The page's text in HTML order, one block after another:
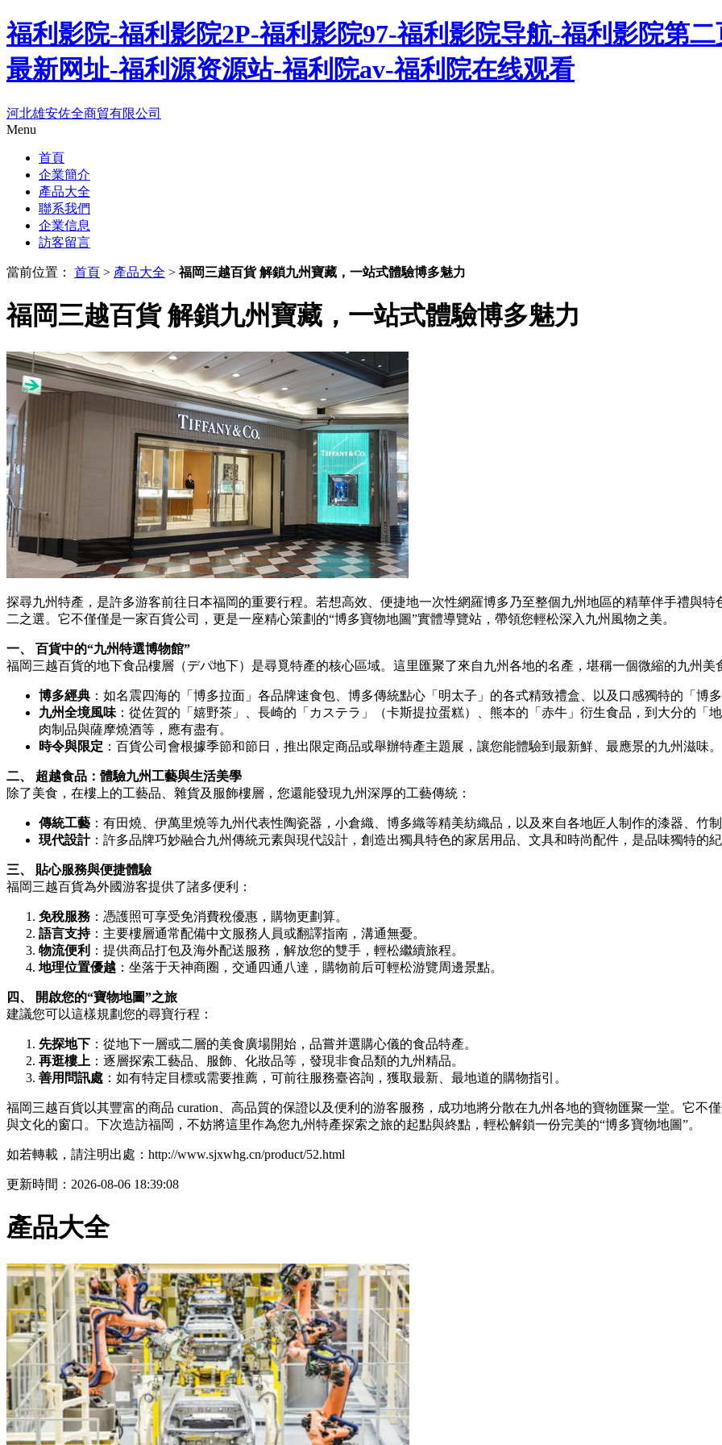
福利影院-福利影院2P-福利影院97-福利影院导航-福利影院第
最新网址-福利源资源站-福利院av-福利院在线观看
河北雄安佐全商貿有限公司
Menu
首頁
企業簡介
產品大全
聯系我們
企業信息
訪客留言
當前位置： 首頁 > 產品大全 > 福岡三越百貨 解鎖九州寶藏，一站式體驗博多魅力
福岡三越百貨 解鎖九州寶藏，一站式體驗博多魅力
探尋九州特產，是許多游客前往日本福岡的重要行程。若想高效、便捷地一次性網羅博多乃至整個九州地區的精華伴手禮與
二之選。它不僅僅是一家百貨公司，更是一座精心策劃的“博多寶物地圖”實體導覽站，帶領您輕松深入九州風物之美。
一、 百貨中的“九州特選博物館”
福岡三越百貨的地下食品樓層（デパ地下）是尋覓特產的核心區域。這里匯聚了來自九州各地的名產，堪稱一個微縮的九州美
博多經典 ：如名震四海的「博多拉面」各品牌速食包、博多傳統點心「明太子」的各式精致禮盒、以及口感獨特的「博多
九州全境風味 ：從佐賀的「嬉野茶」、長崎的「カステラ」（卡斯提拉蛋糕）、熊本的「赤牛」衍生食品，到大分的「
肉制品與薩摩燒酒等，應有盡有。
時令與限定 ：百貨公司會根據季節和節日，推出限定商品或舉辦特產主題展，讓您能體驗到最新鮮、最應景的九州滋味。
二、 超越食品：體驗九州工藝與生活美學
除了美食，在樓上的工藝品、雜貨及服飾樓層，您還能發現九州深厚的工藝傳統：
傳統工藝 ：有田燒、伊萬里燒等九州代表性陶瓷器，小倉織、博多織等精美紡織品，以及來自各地匠人制作的漆器、竹制
現代設計：許多品牌巧妙融合九州傳統元素與現代設計，創造出獨具特色的家居用品、文具和時尚配件，是品味獨特的紀
三、 貼心服務與便捷體驗
福岡三越百貨為外國游客提供了諸多便利：
免稅服務 ：憑護照可享受免消費稅優惠，購物更劃算。
語言支持：主要樓層通常配備中文服務人員或翻譯指南，溝通無憂。
物流便利 ：提供商品打包及海外配送服務，解放您的雙手，輕松繼續旅程。
地理位置優越 ：坐落于天神商圈，交通四通八達，購物前后可輕松游覽周邊景點。
四、 開啟您的“寶物地圖”之旅
建議您可以這樣規劃您的尋寶行程：
先探地下 ：從地下一層或二層的美食廣場開始，品嘗并選購心儀的食品特產。
再逛樓上 ：逐層探索工藝品、服飾、化妝品等，發現非食品類的九州精品。
善用問訊處 ：如有特定目標或需要推薦，可前往服務臺咨詢，獲取最新、最地道的購物指引。
福岡三越百貨以其豐富的商品 curation、高品質的保證以及便利的游客服務，成功地將分散在九州各地的寶物匯聚一堂。它不
與文化的窗口。下次造訪福岡，不妨將這里作為您九州特產探索之旅的起點與終點，輕松解鎖一份完美的“博多寶物地圖”。
如若轉載，請注明出處：http://www.sjxwhg.cn/product/52.html
更新時間：2026-08-06 18:39:08
產品大全